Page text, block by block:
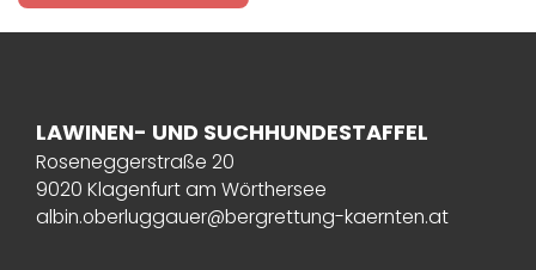
LAWINEN- UND SUCHHUNDESTAFFEL
Roseneggerstraße 20
9020 Klagenfurt am Wörthersee
albin.oberluggauer@bergrettung-kaernten.at